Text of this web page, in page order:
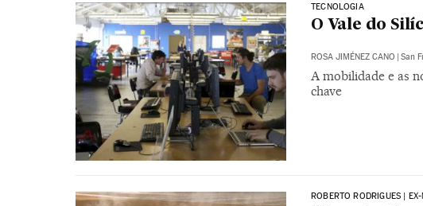
TECNOLOGIA
O Vale do
ROSA JIMÉNEZ CANO | San
A mobilidade e as
chave
ROBERTO RODRIGUES |